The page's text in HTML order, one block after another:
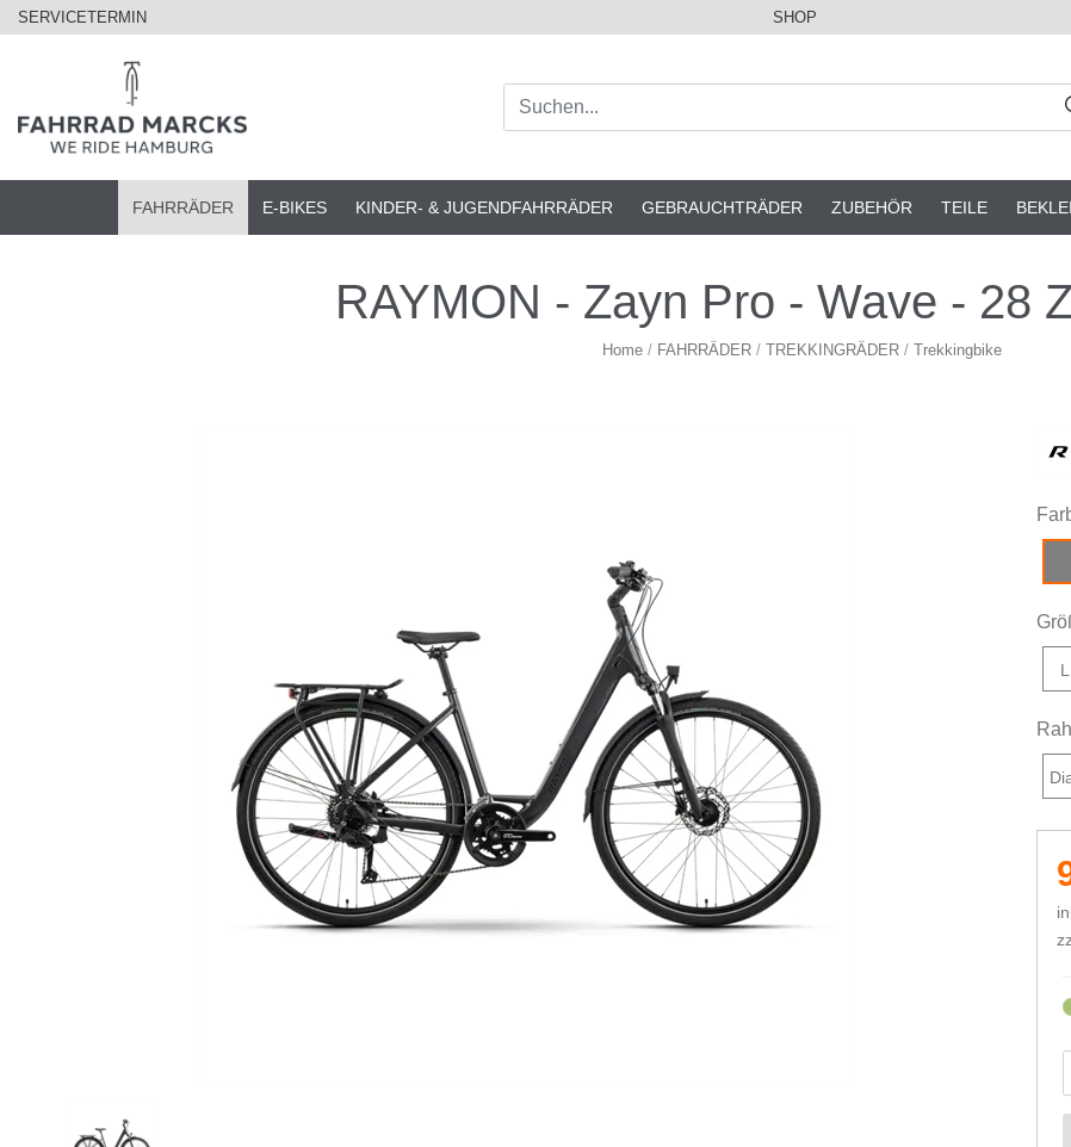
SERVICETERMIN SHOP
FAHRRÄDER E-BIKES KINDER- & JUGENDFAHRRÄDER GEBRAUCHTRÄDER ZUBEHÖR TEILE
RAYMON - Zayn Pro - Wave - 28
Home/ FAHRRÄDER/ TREKKINGRÄDER/ Trekkingbike
L